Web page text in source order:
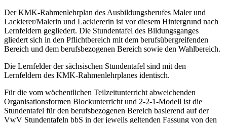
Der KMK-Rahmenlehrplan des Ausbildungsberufes Maler und
Lackierer/Malerin und Lackiererin ist vor diesem Hintergrund nach
Lernfeldern gegliedert. Die Stundentafel des Bildungsganges
gliedert sich in den Pflichtbereich mit dem berufsübergreifenden
Bereich und dem berufsbezogenen Bereich sowie den Wahlbereich.
Die Lernfelder der sächsischen Stundentafel sind mit den
Lernfeldern des KMK-Rah­menlehrplanes identisch.
Für die vom wöchentlichen Teilzeitunterricht abweichenden
Organisationsformen Block­unterricht und 2-2-1-Modell ist die
Stundentafel für den berufsbezogenen Bereich basierend auf der
VwV Stundentafeln bbS in der jeweils geltenden Fassung von den